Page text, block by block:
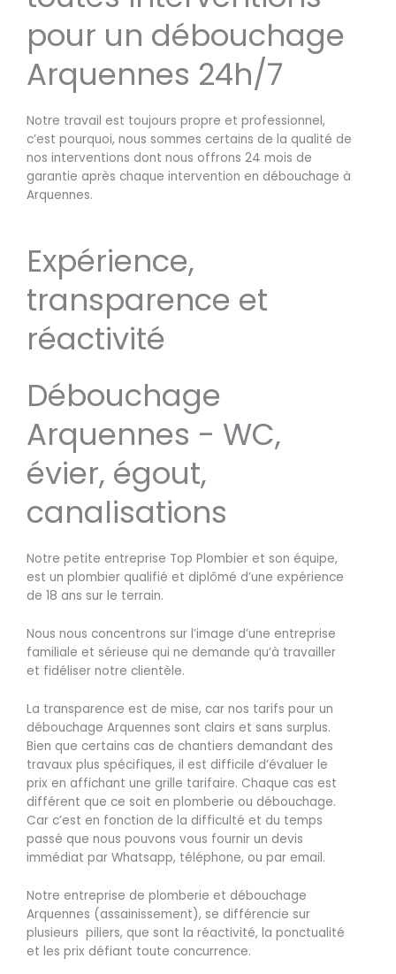
pour un débouchage
Arquennes 24h/7
Notre travail est toujours propre et professionnel,
c’est pourquoi, nous sommes certains de la qualité de
nos interventions dont nous offrons 24 mois de
garantie après chaque intervention en débouchage à
Arquennes.
Expérience,
transparence et
réactivité
Débouchage
Arquennes - WC,
évier, égout,
canalisations
Notre petite entreprise Top Plombier et son équipe,
est un plombier qualifié et diplômé d’une expérience
de 18 ans sur le terrain.
Nous nous concentrons sur l’image d’une entreprise
familiale et sérieuse qui ne demande qu’à travailler
et fidéliser notre clientèle.
La transparence est de mise, car nos tarifs pour un
débouchage Arquennes sont clairs et sans surplus.
Bien que certains cas de chantiers demandant des
travaux plus spécifiques, il est difficile d’évaluer le
prix en affichant une grille tarifaire. Chaque cas est
différent que ce soit en plomberie ou débouchage.
Car c’est en fonction de la difficulté et du temps
passé que nous pouvons vous fournir un devis
immédiat par Whatsapp, téléphone, ou par email.
Notre entreprise de plomberie et débouchage
Arquennes (assainissement), se différencie sur
plusieurs piliers, que sont la réactivité, la ponctualité
et les prix défiant toute concurrence.